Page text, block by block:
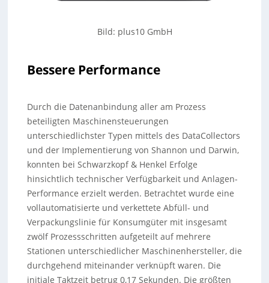
Bild: plus10 GmbH
Bessere Performance
Durch die Datenanbindung aller am Prozess
beteiligten Maschinensteuerungen
unterschiedlichster Typen mittels des DataCollectors
und der Implementierung von Shannon und Darwin,
konnten bei Schwarzkopf & Henkel Erfolge
hinsichtlich technischer Verfügbarkeit und Anlagen-
Performance erzielt werden. Betrachtet wurde eine
vollautomatisierte und verkettete Abfüll- und
Verpackungslinie für Konsumgüter mit insgesamt
zwölf Prozessschritten aufgeteilt auf mehrere
Stationen unterschiedlicher Maschinenhersteller, die
durchgehend miteinander verknüpft waren. Die
initiale Taktzeit betrug 0,17 Sekunden. Die größten